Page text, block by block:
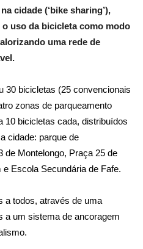
cidade (‘bike sharing’),
uso da bicicleta como modo
uma rede de
30 bicicletas (25 convencionais
zonas de parqueamento
10 bicicletas cada, distribuídos
cidade: parque de
de Montelongo, Praça 25 de
Escola Secundária de Fafe.
a todos, através de uma
a um sistema de ancoragem